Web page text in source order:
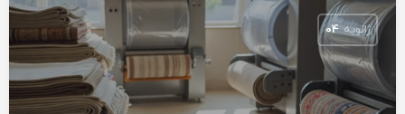
ژانویه 04